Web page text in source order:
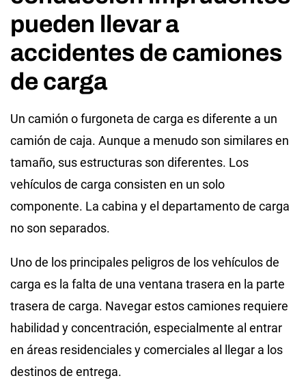
pueden llevar a
accidentes de camiones
de carga
Un camión o furgoneta de carga es diferente a un
camión de caja. Aunque a menudo son similares en
tamaño, sus estructuras son diferentes. Los
vehículos de carga consisten en un solo
componente. La cabina y el departamento de carga
no son separados.
Uno de los principales peligros de los vehículos de
carga es la falta de una ventana trasera en la parte
trasera de carga. Navegar estos camiones requiere
habilidad y concentración, especialmente al entrar
en áreas residenciales y comerciales al llegar a los
destinos de entrega.